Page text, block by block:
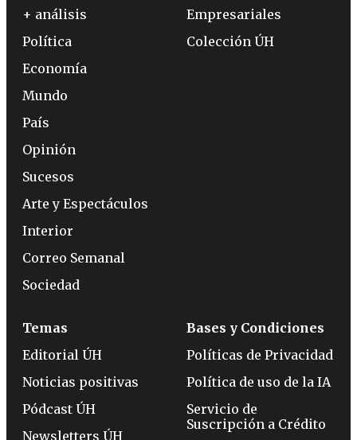
+ análisis
Política
Economía
Mundo
País
Opinión
Sucesos
Arte y Espectáculos
Interior
Correo Semanal
Sociedad
Empresariales
Colección ÚH
Temas
Editorial ÚH
Noticias positivas
Pódcast ÚH
Newsletters ÚH
Bases y Condiciones
Políticas de Privacidad
Política de uso de la IA
Servicio de
Suscripción a Crédito